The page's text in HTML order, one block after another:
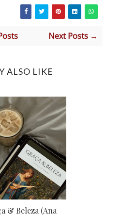
Next Posts →
ALSO LIKE
& Beleza (Ana